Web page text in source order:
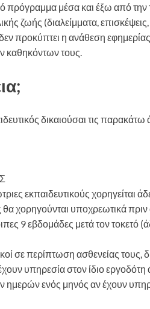
πρόγραμμα μέσα και έξω από την
ζωής (διαλείμματα,
προκύπτει η ανάθεση
καθηκόντων τους.
δικαιούσαι τις παρακάτω
εκπαιδευτικούς χορηγείται
χορηγούνται υποχρεωτικά
9 εβδομάδες μετά τον τοκετό
σε περίπτωση ασθενείας τους,
υπηρεσία στον ίδιο
ημερών ενός μηνός αν έχουν